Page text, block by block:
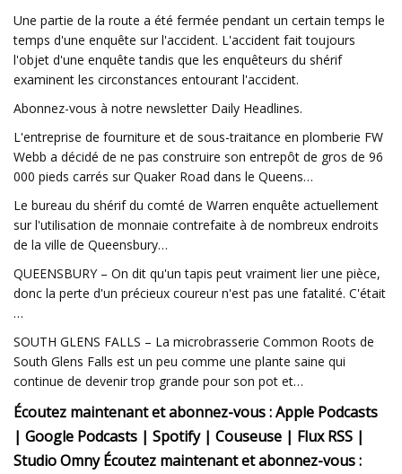
Une partie de la route a été fermée pendant un certain temps le
temps d'une enquête sur l'accident. L'accident fait toujours
l'objet d'une enquête tandis que les enquêteurs du shérif
examinent les circonstances entourant l'accident.
Abonnez-vous à notre newsletter Daily Headlines.
L'entreprise de fourniture et de sous-traitance en plomberie FW
Webb a décidé de ne pas construire son entrepôt de gros de 96
000 pieds carrés sur Quaker Road dans le Queens…
Le bureau du shérif du comté de Warren enquête actuellement
sur l'utilisation de monnaie contrefaite à de nombreux endroits
de la ville de Queensbury…
QUEENSBURY – On dit qu'un tapis peut vraiment lier une pièce,
donc la perte d'un précieux coureur n'est pas une fatalité. C'était
…
SOUTH GLENS FALLS – La microbrasserie Common Roots de
South Glens Falls est un peu comme une plante saine qui
continue de devenir trop grande pour son pot et…
Écoutez maintenant et abonnez-vous : Apple Podcasts
| Google Podcasts | Spotify | Couseuse | Flux RSS |
Studio OmnyÉcoutez maintenant et abonnez-vous :